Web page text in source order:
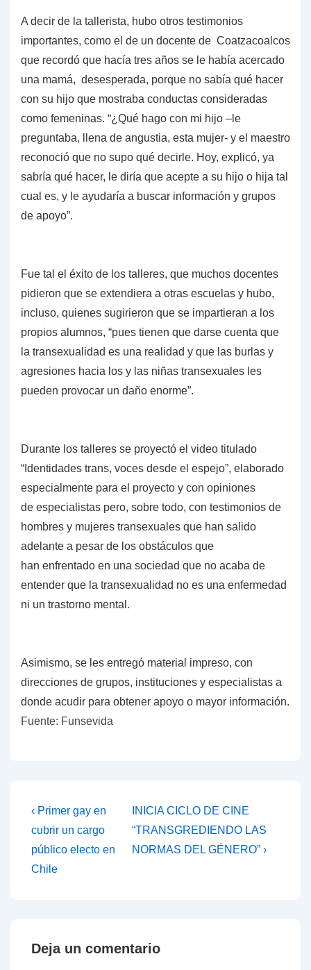
A decir de la tallerista, hubo otros testimonios
importantes, como el de un docente de Coatzacoalcos
que recordó que hacía tres años se le había acercado
una mamá, desesperada, porque no sabía qué hacer
con su hijo que mostraba conductas consideradas
como femeninas. “¿Qué hago con mi hijo –le
preguntaba, llena de angustia, esta mujer- y el maestro
reconoció que no supo qué decirle. Hoy, explicó, ya
sabría qué hacer, le diría que acepte a su hijo o hija tal
cual es, y le ayudaría a buscar información y grupos
de apoyo”.
Fue tal el éxito de los talleres, que muchos docentes
pidieron que se extendiera a otras escuelas y hubo,
incluso, quienes sugirieron que se impartieran a los
propios alumnos, “pues tienen que darse cuenta que
la transexualidad es una realidad y que las burlas y
agresiones hacia los y las niñas transexuales les
pueden provocar un daño enorme”.
Durante los talleres se proyectó el video titulado
“Identidades trans, voces desde el espejo”, elaborado
especialmente para el proyecto y con opiniones
de especialistas pero, sobre todo, con testimonios de
hombres y mujeres transexuales que han salido
adelante a pesar de los obstáculos que
han enfrentado en una sociedad que no acaba de
entender que la transexualidad no es una enfermedad
ni un trastorno mental.
Asimismo, se les entregó material impreso, con
direcciones de grupos, instituciones y especialistas a
donde acudir para obtener apoyo o mayor información.
Fuente: Funsevida
Navegación
de
entradas
La
entrada
anterior
es
‹ Primer gay en
cubrir un cargo
público electo en
Chile
La
entrada
siguiente
INICIA CICLO DE CINE
“TRANSGREDIENDO LAS
NORMAS DEL GÉNERO” ›
Deja un comentario